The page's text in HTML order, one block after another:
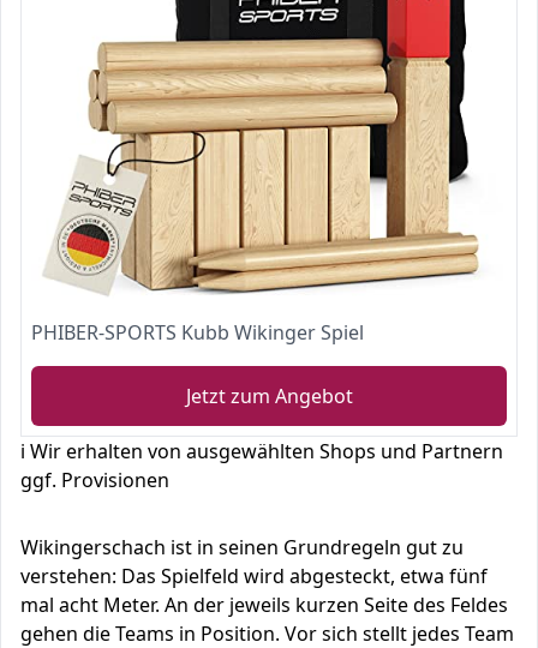
PHIBER-SPORTS Kubb Wikinger Spiel
Jetzt zum Angebot
ℹ️ Wir erhalten von ausgewählten Shops und Partnern
ggf. Provisionen
Wikingerschach ist in seinen Grundregeln gut zu
verstehen: Das Spielfeld wird abgesteckt, etwa fünf
mal acht Meter. An der jeweils kurzen Seite des Feldes
gehen die Teams in Position. Vor sich stellt jedes Team